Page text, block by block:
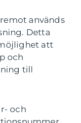
används
Detta
att
och
till
och